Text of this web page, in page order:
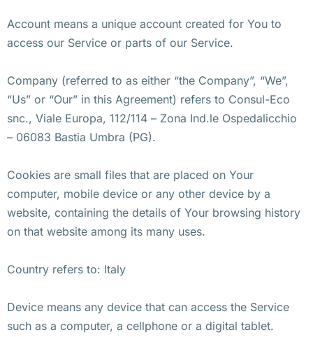
Account means a unique account created for You to
access our Service or parts of our Service.
Company (referred to as either “the Company”, “We”,
“Us” or “Our” in this Agreement) refers to Consul-Eco
snc., Viale Europa, 112/114 – Zona Ind.le Ospedalicchio
– 06083 Bastia Umbra (PG).
Cookies are small files that are placed on Your
computer, mobile device or any other device by a
website, containing the details of Your browsing history
on that website among its many uses.
Country refers to: Italy
Device means any device that can access the Service
such as a computer, a cellphone or a digital tablet.